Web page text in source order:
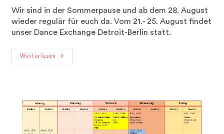
Wir sind in der Sommerpause und ab dem 28. August
wieder regulär für euch da. Vom 21.- 25. August findet
unser Dance Exchange Detroit-Berlin statt.
Weiterlesen SOMMERPAUSE